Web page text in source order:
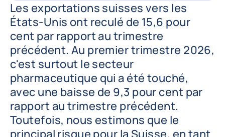
Les exportations suisses vers les
États-Unis ont reculé de 15,6 pour
cent par rapport au trimestre
précédent. Au premier trimestre 2026,
c'est surtout le secteur
pharmaceutique qui a été touché,
avec une baisse de 9,3 pour cent par
rapport au trimestre précédent.
Toutefois, nous estimons que le
principal risque pour la Suisse, en tant